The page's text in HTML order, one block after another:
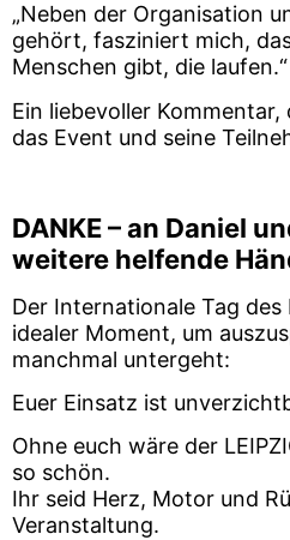
„Neben der Organisation
gehört, fasziniert mich,
Menschen gibt, die laufen.“
Ein liebevoller
das Event und seine
DANKE – an Daniel
weitere helfende
Der Internationale Tag des
idealer Moment, um
manchmal untergeht:
Euer Einsatz ist
Ohne euch wäre der
so schön.
Ihr seid Herz, Motor und
Veranstaltung.